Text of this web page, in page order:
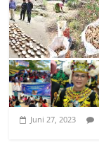
Juni 27, 2023